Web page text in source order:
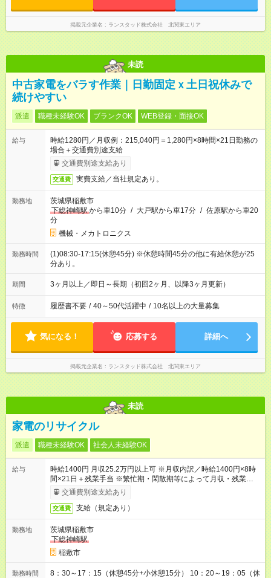
掲載元企業名 ランスタッド株式会社 北関東エリア
未読
中古家電をバラす作業｜日勤固定ｘ土日祝休みで
続けやすい
派遣 職種未経験OK ブランクOK WEB登録・面接OK
給与
時給1280円／月収例：215,040円＝1,280円×8時間×21日勤務の
場合＋交通費別途支給
交通費別途支給あり
交通費 実費支給／当社規定あり。
勤務地
茨城県稲敷市
下総神崎駅から車10分 / 大戸駅から車17分 / 佐原駅から車20
分
機械・メカトロニクス
勤務時間
(1)08:30-17:15(休憩45分) ※休憩時間45分の他に有給休憩が25
分あり。
期間 3ヶ月以上／即日～長期（初回2ヶ月、以降3ヶ月更新）
特徴 履歴書不要 / 40～50代活躍中 / 10名以上の大量募集
気になる！ 応募する 詳細へ
掲載元企業名 ランスタッド株式会社 北関東エリア
未読
家電のリサイクル
派遣 職種未経験OK 社会人未経験OK
給与
時給1400円 月収25.2万円以上可 ※月収内訳／時給1400円×8時
間×21日＋残業手当 ※繁忙期・閑散期等によって月収・残業時間
は変動します ＊日払い・仮払いOK（アプリでカンタン申請！）
交通費別途支給あり
交通費 支給（規定あり）
勤務地
茨城県稲敷市
下総神崎駅
稲敷市
勤務時間
8：30～17：15（休憩45分+小休憩15分） 10：20～19：05（休